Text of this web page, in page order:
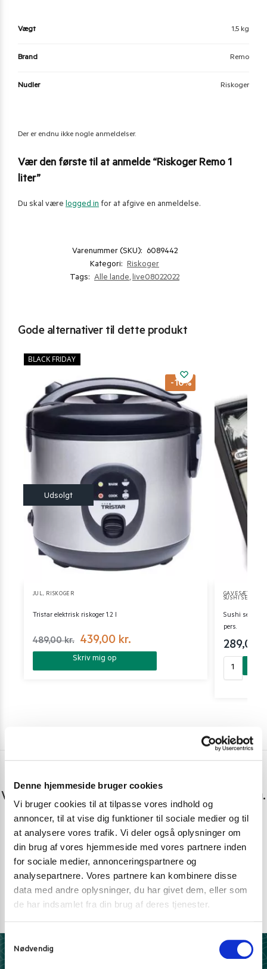
Denne hjemmeside bruger cookies
Vi bruger cookies til at tilpasse vores indhold og
annoncer, til at vise dig funktioner til sociale medier og til
at analysere vores trafik. Vi deler også oplysninger om
din brug af vores hjemmeside med vores partnere inden
for sociale medier, annonceringspartnere og
analysepartnere. Vores partnere kan kombinere disse
data med andre oplysninger, du har givet dem, eller som
de har indsamlet fra din brug af deres tjenester.
Nødvendig
Vægt 1,5 kg
Brand Remo
Nudler Riskoger
Der er endnu ikke nogle anmeldelser.
Vær den første til at anmelde “Riskoger Remo 1
liter”
Du skal være logged in for at afgive en anmeldelse.
Varenummer (SKU): 6089442
Kategori: Riskoger
Tags: Alle lande, live08022022
Gode alternativer til dette produkt
-10%
BLACK FRIDAY
JUL, RISKOGER
Tristar elektrisk riskoger 1.2 l
489,00kr. 439,00 kr.
Skriv mig op
GAVESÆT OG
SUSHI
Sushi
pers.
289,00
Har du spørgsmål eller brug for hjælp?
Vi er lige her. Kundeservice sidder klar til at hjælpe dig.
Personlig rådgivning med et smil
Vi guider dig igennem asiatisk mad
Telefon support
Ring 30 27 78 78
E-mail support
Derfor har 10.000+ madelskere valgt Pandasia.dk